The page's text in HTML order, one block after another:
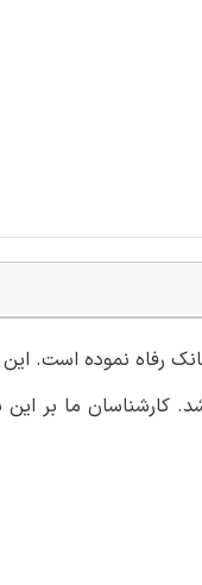
رفاه نموده است.
کارشناسان ما بر